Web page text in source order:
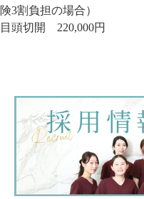
険3割負担の場合）
目頭切開 220,000円